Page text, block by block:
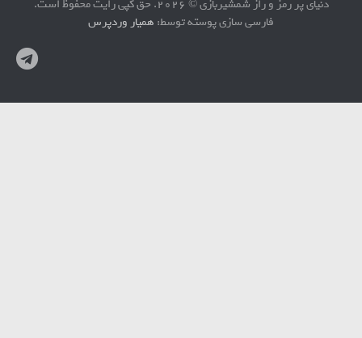
دنیای پر رمز و راز شمشیربازی © 2026. حق کپی رایت محفوظ است.
فارسی سازی پوسته توسط:همیار وردپرس